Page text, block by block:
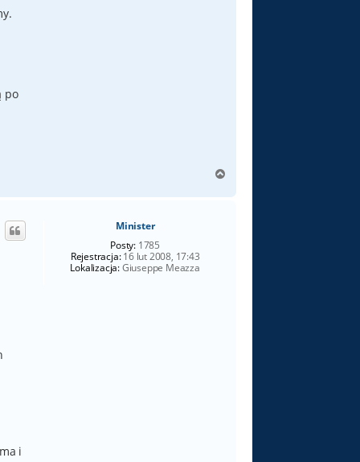
po
g
Minister
Posty: 1785
Rejestracja:16 lut 2008, 17:43
Lokalizacja:Giuseppe Meazza
i